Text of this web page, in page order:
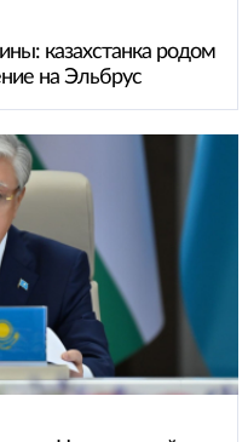
казахстанка родом
на Эльбрус